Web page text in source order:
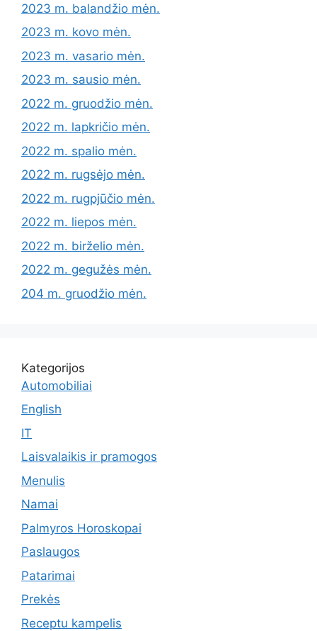
2023 m. balandžio mėn.
2023 m. kovo mėn.
2023 m. vasario mėn.
2023 m. sausio mėn.
2022 m. gruodžio mėn.
2022 m. lapkričio mėn.
2022 m. spalio mėn.
2022 m. rugsėjo mėn.
2022 m. rugpjūčio mėn.
2022 m. liepos mėn.
2022 m. birželio mėn.
2022 m. gegužės mėn.
204 m. gruodžio mėn.
Kategorijos
Automobiliai
English
IT
Laisvalaikis ir pramogos
Menulis
Namai
Palmyros Horoskopai
Paslaugos
Patarimai
Prekės
Receptu kampelis